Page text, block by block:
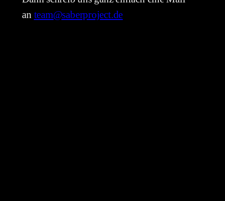
an team@saberproject.de